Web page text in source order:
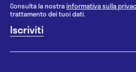
Consulta la nostrainformativa sulla
trattamento dei tuoi dati.